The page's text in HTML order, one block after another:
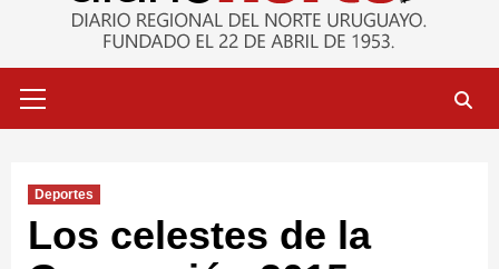
primario
Deportes
Los celestes de la